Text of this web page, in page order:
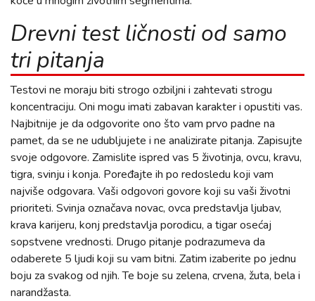
Drevni test ličnosti od samo
tri pitanja
Testovi ne moraju biti strogo ozbiljni i zahtevati strogu
koncentraciju. Oni mogu imati zabavan karakter i opustiti vas.
Najbitnije je da odgovorite ono što vam prvo padne na
pamet, da se ne udubljujete i ne analizirate pitanja. Zapisujte
svoje odgovore. Zamislite ispred vas 5 životinja, ovcu, kravu,
tigra, svinju i konja. Poređajte ih po redosledu koji vam
najviše odgovara. Vaši odgovori govore koji su vaši životni
prioriteti. Svinja označava novac, ovca predstavlja ljubav,
krava karijeru, konj predstavlja porodicu, a tigar osećaj
sopstvene vrednosti. Drugo pitanje podrazumeva da
odaberete 5 ljudi koji su vam bitni. Zatim izaberite po jednu
boju za svakog od njih. Te boje su zelena, crvena, žuta, bela i
narandžasta.